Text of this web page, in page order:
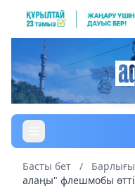
Басты бет / Барлығы
алаңы" флешмобы өтті